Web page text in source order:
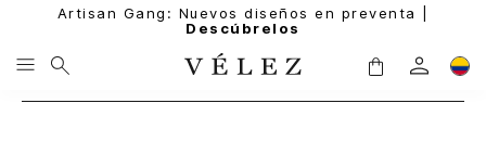
Artisan Gang: Nuevos diseños en preventa |
Descúbrelos